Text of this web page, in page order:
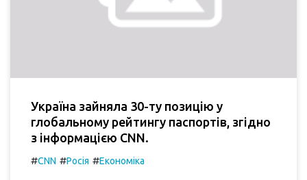
Україна зайняла 30-ту позицію у
глобальному рейтингу паспортів, згідно
з інформацією CNN.
#CNN #Росія #Економіка